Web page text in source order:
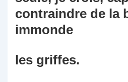
contraindre de la
immonde
les griffes.